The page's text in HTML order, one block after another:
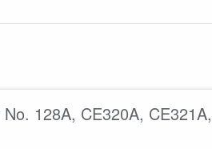
128A, CE320A,